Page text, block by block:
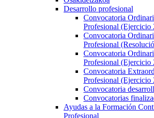
Desarrollo profesional
Convocatoria
Profesional (Ejercicio
Convocatoria
Profesional
Convocatoria
Profesional (Ejercicio
Convocatoria
Profesional (Ejercicio
Convocatoria
Convocatorias
Ayudas a la Formación
Profesional